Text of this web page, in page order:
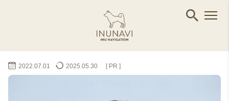
2022.07.01 2025.05.30 [ PR ]